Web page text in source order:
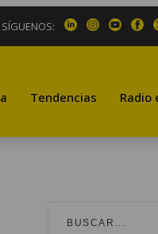
SÍGUENOS:
Tendencias Radio